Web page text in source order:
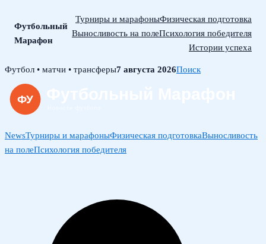
Футбольный
Марафон
Турниры и марафоныФизическая подготовка
Выносливость на полеПсихология победителя
Истории успеха
Skip
content
Футбол • матчи • трансферы7 августа 2026Поиск
NewsТурниры и марафоныФизическая подготовкаВыносливость
на полеПсихология победителя